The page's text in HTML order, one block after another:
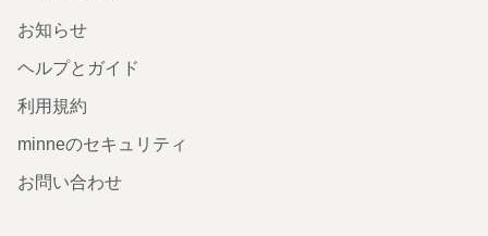
お知らせ
ヘルプとガイド
利用規約
minneのセキュリティ
お問い合わせ